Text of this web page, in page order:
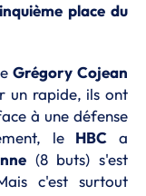
place du
Grégory Cojean
un rapide, ils ont
à une défense
le HBC a
(8 buts) s'est
c'est surtout